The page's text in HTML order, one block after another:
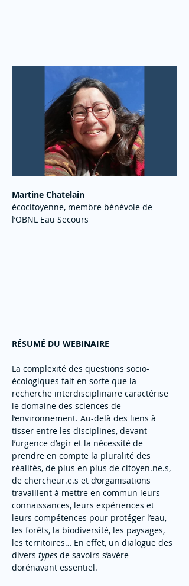
Martine Chatelain
écocitoyenne, membre bénévole de
l’OBNL Eau Secours
RÉSUMÉ DU WEBINAIRE
La complexité des questions socio-
écologiques fait en sorte que la
recherche interdisciplinaire caractérise
le domaine des sciences de
l’environnement. Au-delà des liens à
tisser entre les disciplines, devant
l’urgence d’agir et la nécessité de
prendre en compte la pluralité des
réalités, de plus en plus de citoyen.ne.s,
de chercheur.e.s et d’organisations
travaillent à mettre en commun leurs
connaissances, leurs expériences et
leurs compétences pour protéger l’eau,
les forêts, la biodiversité, les paysages,
les territoires… En effet, un dialogue des
divers types de savoirs s’avère
dorénavant essentiel.